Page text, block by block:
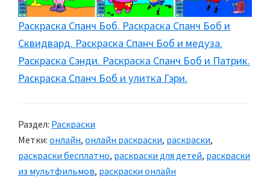
Раскраска Спанч Боб. Раскраска Спанч Боб и
Сквидвард. Раскраска Спанч Боб и медуза.
Раскраска Сэнди. Раскраска Спанч Боб и Патрик.
Раскраска Спанч Боб и улитка Гэри.
Раздел: Раскраски
Метки: онлайн, онлайн раскраски, раскраски,
раскраски бесплатно, раскраски для детей, раскраски
из мультфильмов, раскраски онлайн